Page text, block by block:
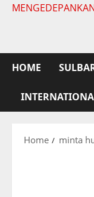
HOME
Home minta